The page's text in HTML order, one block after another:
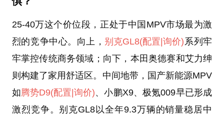
25-40万这个价位段，正处于中国MPV市场最为激
烈的竞争中心。向上， 别克GL8(配置 |询价)系列牢
牢掌控传统商务领域；向下，本田奥德赛和艾力绅
则构建了家用舒适区。中间地带，国产新能源MPV
如腾势D9(配置 |询价)、小鹏X9、极氪009早已形成
激烈竞争。别克GL8以全年9.3万辆的销量稳居中